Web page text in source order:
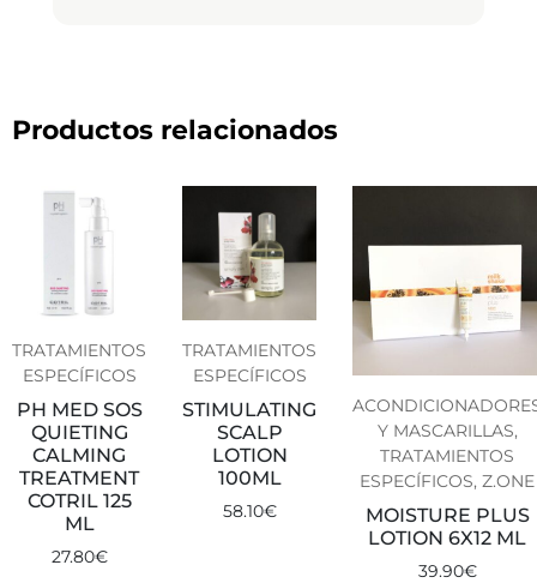
Productos relacionados
TRATAMIENTOS
ESPECÍFICOS
PH MED SOS
QUIETING
CALMING
TREATMENT
COTRIL 125
ML
27.80€
TRATAMIENTOS
ESPECÍFICOS
STIMULATING
SCALP
LOTION
100ML
58.10€
Y MASCARILLAS,
TRATAMIENTOS
ESPECÍFICOS, Z.ONE
MOISTURE PLUS
LOTION 6X12 ML
39.90€